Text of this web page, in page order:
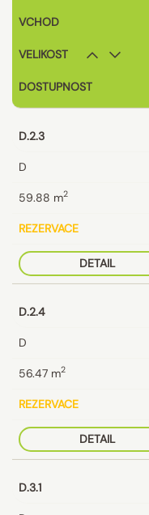
VCHOD
VELIKOST
DOSTUPNOST
D.2.3
D
59.88 m2
REZERVACE
DETAIL
D.2.4
D
56.47 m2
REZERVACE
DETAIL
D.3.1